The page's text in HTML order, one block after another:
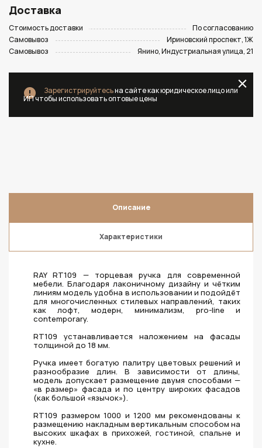
Доставка
Стоимость доставки
По согласованию
Самовывоз
Ириновский проспект, 1Ж
Самовывоз
Янино, Индустриальная улица, 21
Зарегистрируйтесьна сайте как юридическое лицо или
ИП чтобы использовать оптовые цены
Описание
Характеристики
RAY RT109 — торцевая ручка для современной
мебели. Благодаря лаконичному дизайну и чётким
линиям модель удобна в использовании и подойдёт
для многочисленных стилевых направлений, таких
как лофт, модерн, минимализм, pro-line и
contemporary.
RT109 устанавливается наложением на фасады
толщиной до 18 мм.
Ручка имеет богатую палитру цветовых решений и
разнообразие длин. В зависимости от длины,
модель допускает размещение двумя способами —
«в размер» фасада и по центру широких фасадов
(как большой «язычок»).
RT109 размером 1000 и 1200 мм рекомендованы к
размещению накладным вертикальным способом на
высоких шкафах в прихожей, гостиной, спальне и
кухне.